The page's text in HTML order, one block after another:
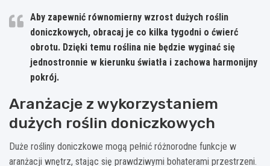
Aby zapewnić równomierny wzrost dużych roślin
doniczkowych, obracaj je co kilka tygodni o ćwierć
obrotu. Dzięki temu roślina nie będzie wyginać się
jednostronnie w kierunku światła i zachowa harmonijny
pokrój.
Aranżacje z wykorzystaniem
dużych roślin doniczkowych
Duże rośliny doniczkowe mogą pełnić różnorodne funkcje w
aranżacji wnętrz, stając się prawdziwymi bohaterami przestrzeni.